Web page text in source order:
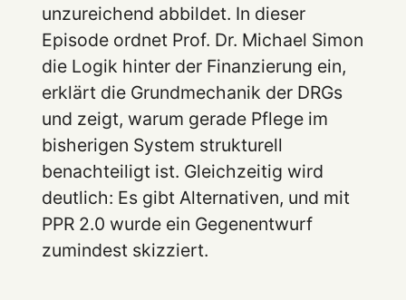
unzureichend abbildet. In dieser
Episode ordnet Prof. Dr. Michael Simon
die Logik hinter der Finanzierung ein,
erklärt die Grundmechanik der DRGs
und zeigt, warum gerade Pflege im
bisherigen System strukturell
benachteiligt ist. Gleichzeitig wird
deutlich: Es gibt Alternativen, und mit
PPR 2.0 wurde ein Gegenentwurf
zumindest skizziert.